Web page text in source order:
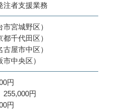
注者支援業務
宮城野区）
千代田区）
屋市中区）
中央区）
円
円
円